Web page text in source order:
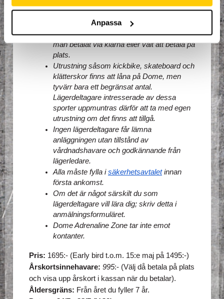
Anpassa
Viktig information:
Alla deltagare måste checka in i samband
med första träningstillfället, oberoende om
man betalat via klarna eller valt att betala på
plats.
Utrustning såsom kickbike, skateboard och
klätterskor finns att låna på Dome, men
tyvärr bara ett begränsat antal.
Lägerdeltagare intresserade av dessa
sporter uppmuntras därför att ta med egen
utrustning om det finns att tillgå.
Ingen lägerdeltagare får lämna
anläggningen utan tillstånd av
vårdnadshavare och godkännande från
lägerledare.
Alla måste fylla i säkerhetsavtalet innan
första ankomst.
Om det är något särskilt du som
lägerdeltagare vill lära dig; skriv detta i
anmälningsformuläret.
Dome Adrenaline Zone tar inte emot
kontanter.
Pris: 1695:- (Early bird t.o.m. 15:e maj på 1495:-)
Årskortsinnehavare: 995:- (Välj då betala på plats
och visa upp årskort i kassan när du betalar).
Åldersgräns: Från året du fyller 7 år.